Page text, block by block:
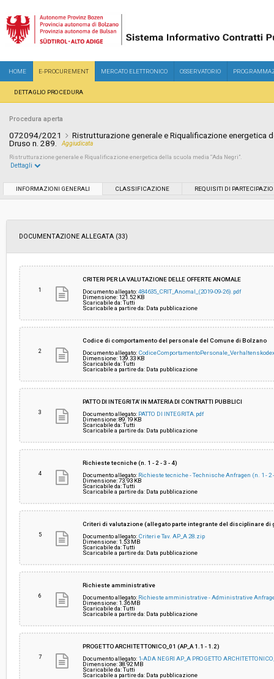
HOME E-PROCUREMENT MERCATO ELETTRONICO OSSERVATORIO
DETTAGLIO PROCEDURA
Procedura aperta
072094/2021
Ristrutturazione generale e Riqualificazione energetica
Druso n. 289.
Aggiudicata
Ristrutturazione generale e Riqualificazione energetica della scuola media “Ada Negri”.
Servizi sociali:
Scelta del contraente:
Valore stimato della procedura: € 21.122.605,14
Responsabile unico del procedimento: Stefano Panu Careddu
Dettagli
INFORMAZIONI GENERALI CLASSIFICAZIONE REQUISITI DI
DOCUMENTAZIONE ALLEGATA (33)
1
CRITERI PER LA VALUTAZIONE DELLE OFFERTE ANOMALE
Documento allegato:484635_CRIT_Anomal_(2019-09-26).pdf
Dimensione: 121.52 KB
Scaricabile da: Tutti
Scaricabile a partire da: Data pubblicazione
2
Codice di comportamento del personale del Comune di Bolzano
Documento allegato:
Dimensione: 139.33 KB
Scaricabile da: Tutti
Scaricabile a partire da: Data pubblicazione
3
PATTO DI INTEGRITA’ IN MATERIA DI CONTRATTI PUBBLICI
Documento allegato: PATTO DI INTEGRITA.pdf
Dimensione: 89.19 KB
Scaricabile da: Tutti
Scaricabile a partire da: Data pubblicazione
4
Richieste tecniche (n. 1 - 2 - 3 - 4)
Documento allegato: Richieste tecniche - Technische Anfragen (n. 1 - 2
Dimensione: 73.93 KB
Scaricabile da: Tutti
Scaricabile a partire da: Data pubblicazione
5
Criteri di valutazione (allegato parte integrante del disciplinare di
Documento allegato: Criteri e Tav. AP_A 28.zip
Dimensione: 1.53 MB
Scaricabile da: Tutti
Scaricabile a partire da: Data pubblicazione
6
Richieste amministrative
Documento allegato: Richieste amministrative - Administrative
Dimensione: 1.36 MB
Scaricabile da: Tutti
Scaricabile a partire da: Data pubblicazione
7
PROGETTO ARCHITETTONICO_01 (AP_A 1.1 - 1.2)
Documento allegato: 1-ADA NEGRI AP_A PROGETTO
Dimensione: 38.92 MB
Scaricabile da: Tutti
Scaricabile a partire da: Data pubblicazione